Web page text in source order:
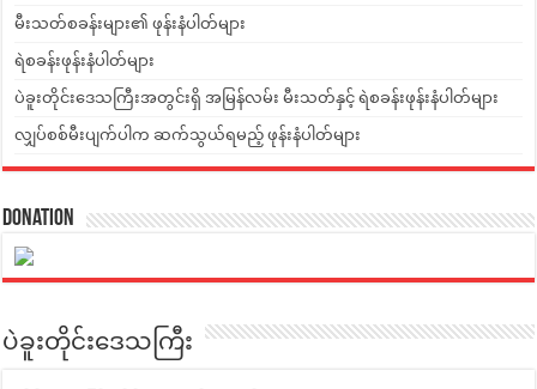
မီးသတ်စခန်းများ၏ ဖုန်းနံပါတ်များ
ရဲစခန်းဖုန်းနံပါတ်များ
ပဲခူးတိုင်းဒေသကြီးအတွင်းရှိ အမြန်လမ်း မီးသတ်နှင့် ရဲစခန်းဖုန်းနံပါတ်များ
လျှပ်စစ်မီးပျက်ပါက ဆက်သွယ်ရမည့် ဖုန်းနံပါတ်များ
Donation
ပဲခူးတိုင်းဒေသကြီး